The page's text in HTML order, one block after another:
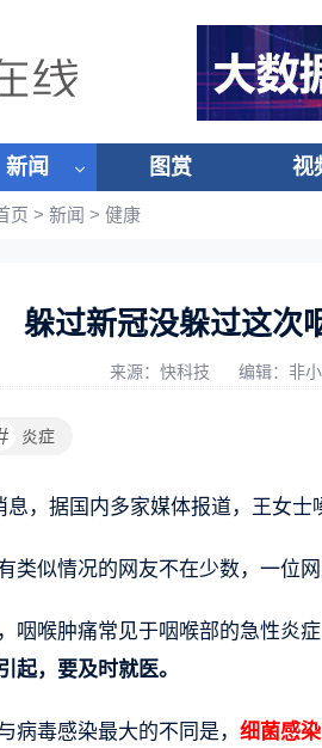
新闻 图赏 视
页 > 新闻 > 健康
躲过新冠没躲过这次
来源：快科技 编辑：非
炎症
息，据国内多家媒体报道，王女士
类似情况的网友不在少数，一位
咽喉肿痛常见于咽喉部的急性炎症
起，要及时就医。
病毒感染最大的不同是， 细菌感